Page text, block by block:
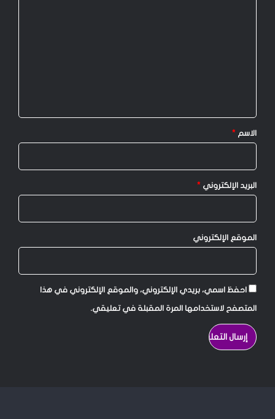
*الاسم *
البريد الإلكتروني *
الموقع الإلكتروني
احفظ اسمي، بريدي الإلكتروني، والموقع الإلكتروني في هذا
المتصفح لاستخدامها المرة المقبلة في تعليقي.